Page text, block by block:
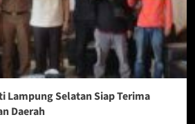
Lampung Selatan Siap Terima
Daerah